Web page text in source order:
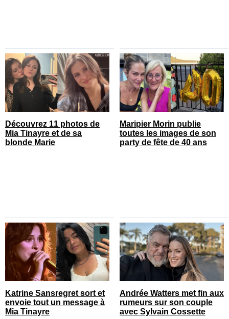
Découvrez 11 photos de
Mia Tinayre et de sa
blonde Marie
Maripier Morin publie
toutes les images de son
party de fête de 40 ans
Katrine Sansregret sort et
envoie tout un message à
Mia Tinayre
Andrée Watters met fin aux
rumeurs sur son couple
avec Sylvain Cossette